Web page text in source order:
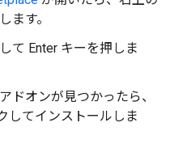
ます。
て Enter キーを押しま
ドオンが見つかったら、
してインストールしま